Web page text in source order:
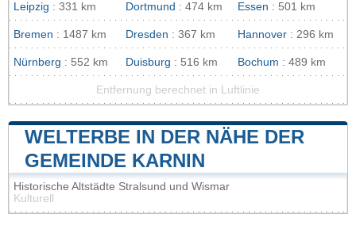
Leipzig : 331 km Dortmund : 474 km Essen : 501 km
Bremen : 1487 km Dresden : 367 km Hannover : 296 km
Nürnberg : 552 km Duisburg : 516 km Bochum : 489 km
Entfernung berechnet in Luftlinie
WELTERBE IN DER NÄHE DER
GEMEINDE KARNIN
Historische Altstädte Stralsund und Wismar
Kulturell